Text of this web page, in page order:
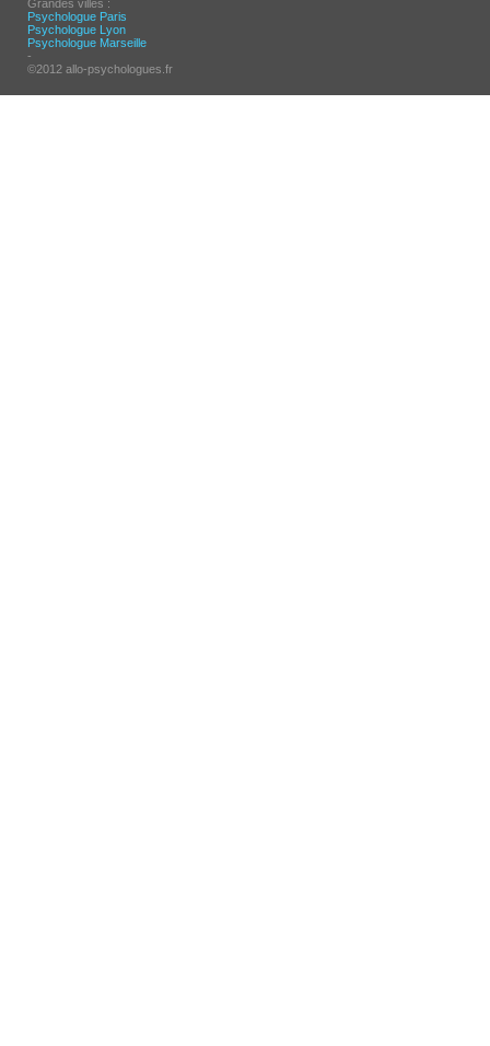
Grandes villes :
Psychologue Paris
Psychologue Lyon
Psychologue Marseille
-
©2012 allo-psychologues.fr